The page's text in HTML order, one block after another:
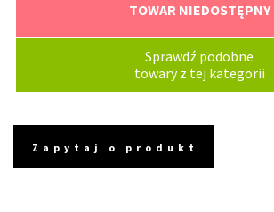
TOWAR NIEDOSTĘPNY
Sprawdź podobne
towary z tej kategorii
Zapytaj o produkt